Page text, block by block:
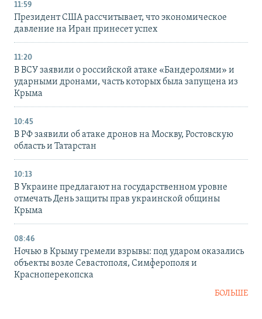
11:59
Президент США рассчитывает, что экономическое
давление на Иран принесет успех
11:20
В ВСУ заявили о российской атаке «Бандеролями» и
ударными дронами, часть которых была запущена из
Крыма
10:45
В РФ заявили об атаке дронов на Москву, Ростовскую
область и Татарстан
10:13
В Украине предлагают на государственном уровне
отмечать День защиты прав украинской общины
Крыма
08:46
Ночью в Крыму гремели взрывы: под ударом оказались
объекты возле Севастополя, Симферополя и
Красноперекопска
БОЛЬШЕ